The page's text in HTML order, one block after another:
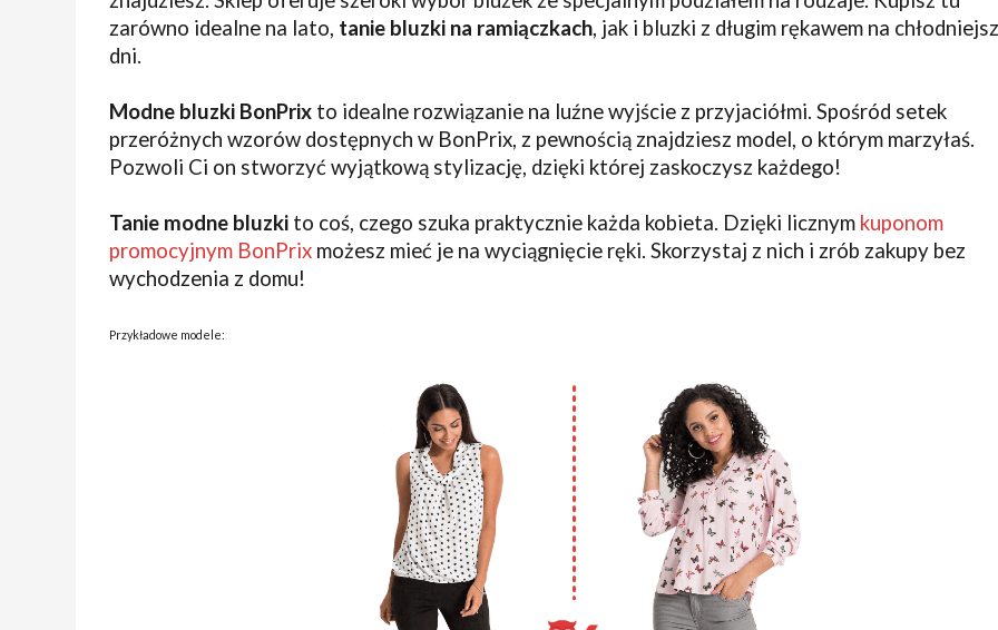
zarówno idealne na lato, tanie bluzki na ramiączkach, jak i bluzki z długim rękawem na
dni.
Modne bluzki BonPrix to idealne rozwiązanie na luźne wyjście z przyjaciółmi. Spośród setek
przeróżnych wzorów dostępnych w BonPrix, z pewnością znajdziesz model, o którym marzyłaś.
Pozwoli Ci on stworzyć wyjątkową stylizację, dzięki której zaskoczysz każdego!
Tanie modne bluzki to coś, czego szuka praktycznie każda kobieta. Dzięki licznym kuponom
promocyjnym BonPrix możesz mieć je na wyciągnięcie ręki. Skorzystaj z nich i zrób zakupy bez
wychodzenia z domu!
Przykładowe modele: